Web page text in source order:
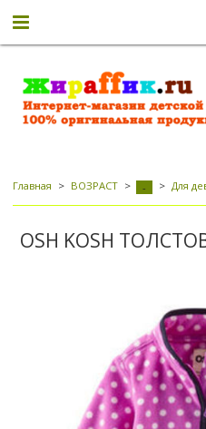
Главная ВОЗРАСТ - Для
OSH KOSH